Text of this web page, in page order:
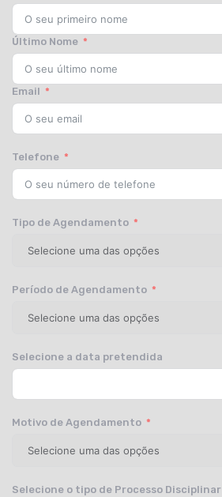
Último Nome
Email
Telefone
Tipo de Agendamento
Período de Agendamento
Selecione a data pretendida
Motivo de Agendamento
Selecione o tipo de Processo Disciplinar